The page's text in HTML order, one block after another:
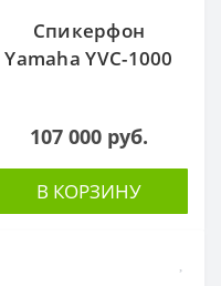
Спикерфон
Yamaha YVC-1000
107 000 руб.
В КОРЗИНУ